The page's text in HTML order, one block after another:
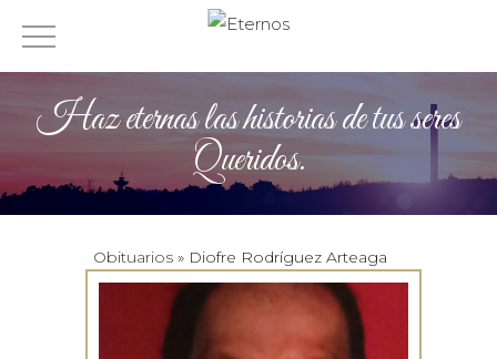
Haz eternas las historias de tus seres
Queridos.
Obituarios » Diofre Rodríguez Arteaga